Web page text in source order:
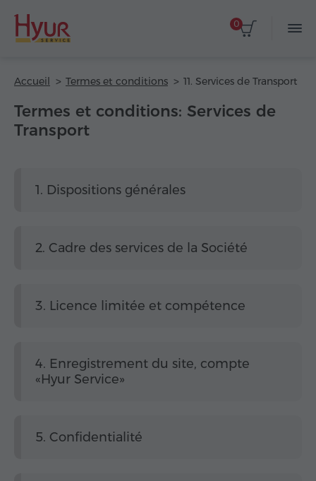
0
Accueil Termes et conditions 11. Services de Transport
Termes et conditions: Services de
Transport
1. Dispositions générales
2. Cadre des services de la Société
3. Licence limitée et compétence
4. Enregistrement du site, compte
«Hyur Service»
5. Confidentialité